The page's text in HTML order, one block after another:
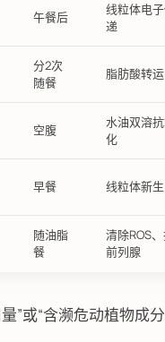
午餐后
线粒体电
递
分2次
随餐
脂肪酸转运
空腹
水油双溶
化
早餐 线粒体新生
随油脂
餐
清除ROS
前列腺
”或“含濒危动植物成